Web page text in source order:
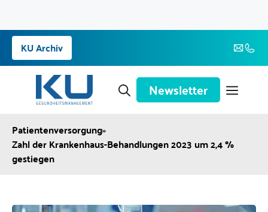
Zum
Inhalt
springen
KU Archiv
Newsletter
Patientenversorgung»
Zahl der Krankenhaus-Behandlungen 2023 um 2,4 %
gestiegen